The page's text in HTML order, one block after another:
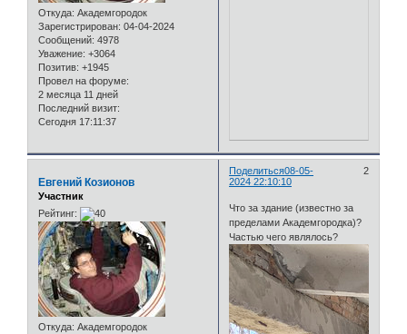
Откуда: Академгородок
Зарегистрирован: 04-04-2024
Сообщений: 4978
Уважение: +3064
Позитив: +1945
Провел на форуме:
2 месяца 11 дней
Последний визит:
Сегодня 17:11:37
Поделиться 2
08-05-
2024 22:10:10
Евгений Козионов
Участник
Рейтинг:
Откуда: Академгородок
Что за здание (известно за
пределами Академгородка)?
Частью чего являлось?